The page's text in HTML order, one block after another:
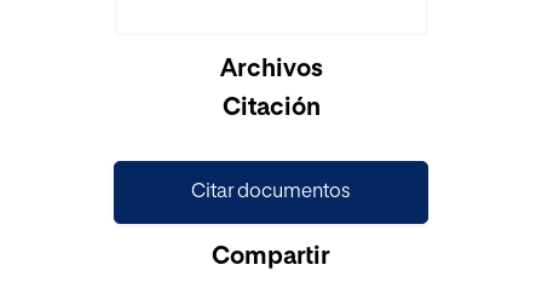
Archivos
Citación
Citar documentos
Compartir